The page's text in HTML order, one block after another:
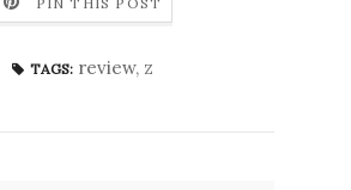
TAGS: review, z